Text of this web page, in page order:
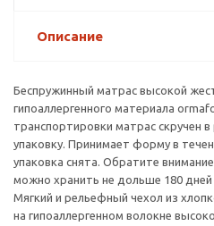
Описание
Беспружинный матрас высокой
гипоаллергенного материала
транспортировки матрас скручен
упаковку. Принимает форму в
упаковка снята. Обратите
можно хранить не дольше 180 дней
Мягкий и рельефный чехол из
на гипоаллергенном волокне